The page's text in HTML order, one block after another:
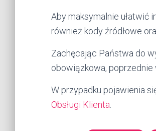
Aby maksymalnie ułatwić
również kody źródłowe
Zachęcając Państwa do
obowiązkowa, poprzednie
W przypadku pojawienia
Obsługi Klienta